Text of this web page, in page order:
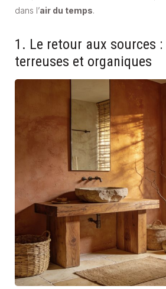
dans l’air du temps.
1. Le retour aux sources
terreuses et organiques